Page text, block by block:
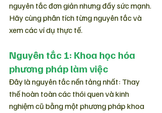
nguyên tắc đơn giản nhưng đầy sức mạnh.
Hãy cùng phân tích từng nguyên tắc và
xem các ví dụ thực tế.
Nguyên tắc 1: Khoa học hóa
phương pháp làm việc
Đây là nguyên tắc nền tảng nhất: Thay
thế hoàn toàn các thói quen và kinh
nghiệm cũ bằng một phương pháp khoa